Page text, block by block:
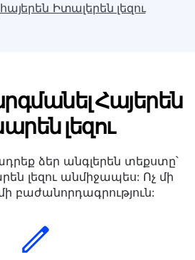
Հոլանդերեն լեզու
Հայերեն
լեզու
ձեր անգլերեն տեքստը՝
բաժանորդագրություն: